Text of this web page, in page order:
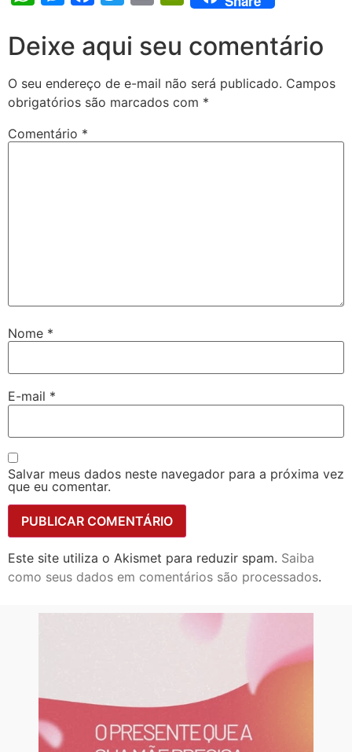
Deixe aqui seu comentário
O seu endereço de e-mail não será publicado. Campos
obrigatórios são marcados com *
Comentário *
Nome *
E-mail *
Salvar meus dados neste navegador para a próxima vez
que eu comentar.
Este site utiliza o Akismet para reduzir spam. Saiba
como seus dados em comentários são processados.